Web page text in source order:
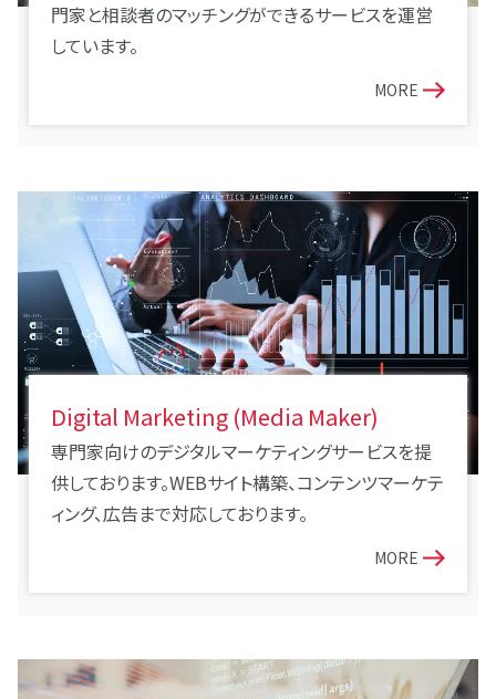
門家と相談者のマッチングができるサービスを運営
しています。
MORE
Digital Marketing (Media Maker)
専門家向けのデジタルマーケティングサービスを提
供しております。WEBサイト構築、コンテンツマーケテ
ィング、広告まで対応しております。
MORE